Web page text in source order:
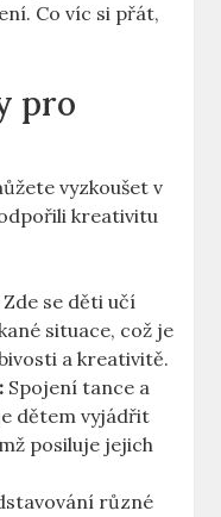
Co víc si přát,
pro
vyzkoušet v
kreativitu
Zde se děti učí
situace, což je
a kreativitě.
Spojení tance a
dětem vyjádřit
posiluje jejich
různé